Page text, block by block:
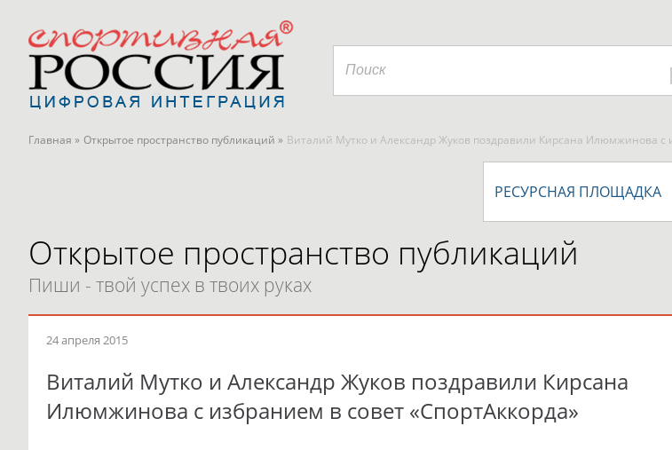
Главная » Открытое пространство публикаций » Виталий Мутко и Александр Жуков поздравили Кирсана Илюмжинова с
РЕСУРСНАЯ ПЛОЩАДКА
Открытое пространство публикаций
Пиши - твой успех в твоих руках
24 апреля 2015
Виталий Мутко и Александр Жуков поздравили Кирсана
Илюмжинова с избранием в совет «СпортАккорда»